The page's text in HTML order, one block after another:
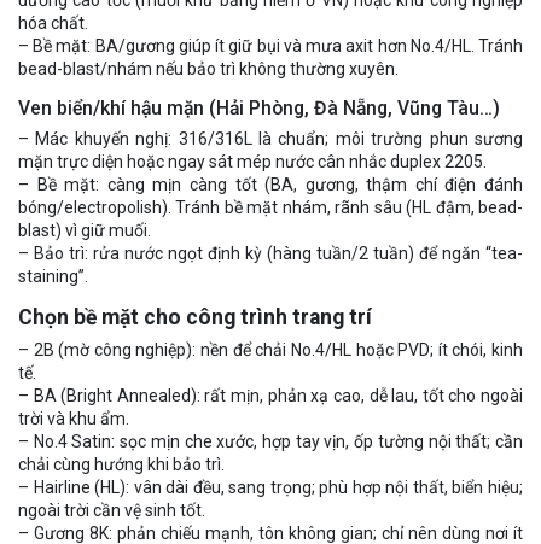
hóa chất.
– Bề mặt: BA/gương giúp ít giữ bụi và mưa axit hơn No.4/HL. Tránh
bead-blast/nhám nếu bảo trì không thường xuyên.
Ven biển/khí hậu mặn (Hải Phòng, Đà Nẵng, Vũng Tàu…)
– Mác khuyến nghị: 316/316L là chuẩn; môi trường phun sương
mặn trực diện hoặc ngay sát mép nước cân nhắc duplex 2205.
– Bề mặt: càng mịn càng tốt (BA, gương, thậm chí điện đánh
bóng/electropolish). Tránh bề mặt nhám, rãnh sâu (HL đậm, bead-
blast) vì giữ muối.
– Bảo trì: rửa nước ngọt định kỳ (hàng tuần/2 tuần) để ngăn “tea-
staining”.
Chọn bề mặt cho công trình trang trí
– 2B (mờ công nghiệp): nền để chải No.4/HL hoặc PVD; ít chói, kinh
tế.
– BA (Bright Annealed): rất mịn, phản xạ cao, dễ lau, tốt cho ngoài
trời và khu ẩm.
– No.4 Satin: sọc mịn che xước, hợp tay vịn, ốp tường nội thất; cần
chải cùng hướng khi bảo trì.
– Hairline (HL): vân dài đều, sang trọng; phù hợp nội thất, biển hiệu;
ngoài trời cần vệ sinh tốt.
– Gương 8K: phản chiếu mạnh, tôn không gian; chỉ nên dùng nơi ít